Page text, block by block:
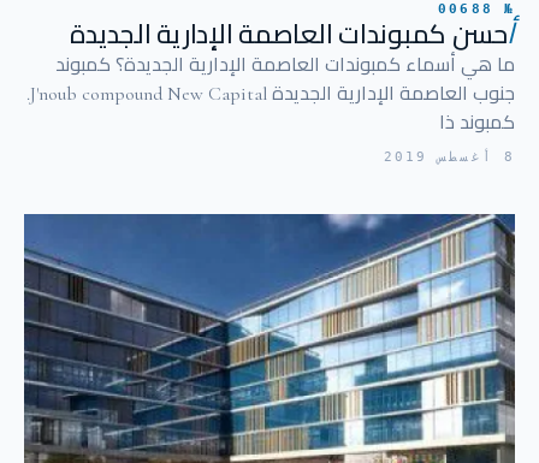
№ 00688
أحسن كمبوندات العاصمة الإدارية الجديدة
ما هي أسماء كمبوندات العاصمة الإدارية الجديدة؟ كمبوند
جنوب العاصمة الإدارية الجديدة J'noub compound New Capital.
كمبوند ذا
8 أغسطس 2019